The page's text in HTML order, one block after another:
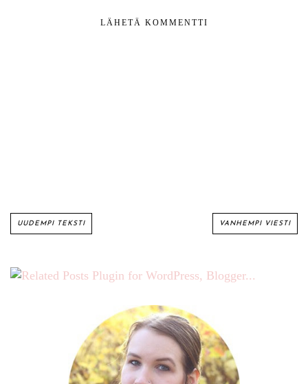
LÄHETÄ KOMMENTTI
UUDEMPI TEKSTI VANHEMPI VIESTI